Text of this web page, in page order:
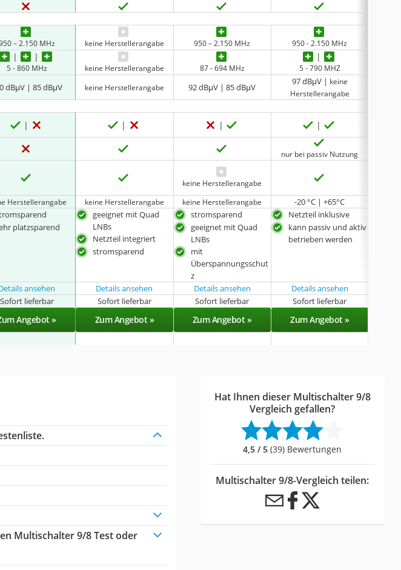
– 2.150 MHz keine Herstellerangabe 950 – 2.150 MHz 950 - 2.150 MHz
5 - 860 MHz keine Herstellerangabe 87 - 694 MHz 5 - 790 MHZ
dBμV | 85 dBμV keine Herstellerangabe 92 dBμV | 85 dBμV
97 dBμV | keine
Herstellerangabe
nur bei passiv Nutzung
keine Herstellerangabe
Herstellerangabe keine Herstellerangabe keine Herstellerangabe -20 °C | +65°C
platzsparend
geeignet mit Quad
LNBs
Netzteil integriert
stromsparend
stromsparend
geeignet mit Quad
LNBs
mit
Überspannungsschut
z
Netzteil inklusive
kann passiv und aktiv
betrieben werden
ansehen Details ansehen Details ansehen
Details ansehen
Sofort lieferbar Sofort lieferbar Sofort lieferbar Sofort lieferbar
Angebot » Zum Angebot » Zum Angebot » Zum Angebot »
Multischalter 9/8 Test oder
Hat Ihnen dieser Multischalter 9/8
Vergleich gefallen?
4,5 / 5 (39) Bewertungen
Multischalter 9/8-Vergleich teilen: